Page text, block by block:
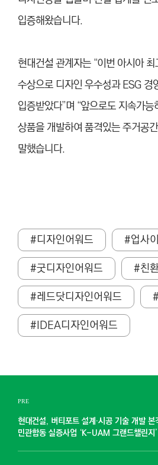
입증해왔습니다.
현대건설 관계자는 “이번 아시아
수상으로 디자인 우수성과 ESG 경
입증받았다”며 “앞으로도 지속가
상품을 개발하여 품격있는 주거공
말했습니다.
#디자인어워드
#업사
#굿디자인어워드
#친
#레드닷디자인어워드
#IDEA디자인어워드
PRE
현대건설, 버티포트 설계·시공 기술 개발
민관합동 실증사업 ‘K-UAM 그랜드챌린지